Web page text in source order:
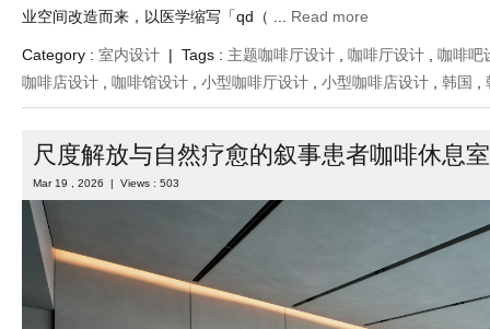
业空间改造而来，以医学缩写「qd（ ... Read more
Category : 室内设计 | Tags : 主题咖啡厅设计 , 咖啡厅设计 , 咖啡吧
咖啡店设计 , 咖啡馆设计 , 小型咖啡厅设计 , 小型咖啡店设计 , 韩国 ,
尺度解放与自然疗愈的叙事患者咖啡休息
Mar 19 , 2026 | Views : 503